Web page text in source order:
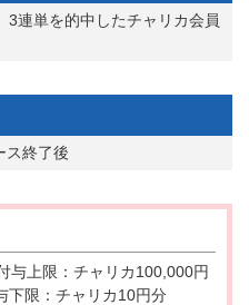
連単を的中したチャリカ会員
ス終了後
与上限：チャリカ100,000円
下限：チャリカ10円分